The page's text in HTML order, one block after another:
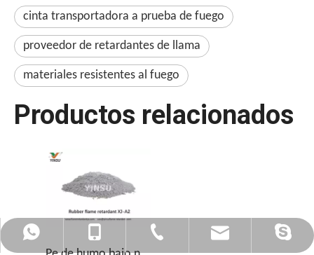
cinta transportadora a prueba de fuego
proveedor de retardantes de llama
materiales resistentes al fuego
Productos relacionados
+8617278575996
+86-17278575996
+86-20-32290502
admin@yinsuflame-retardant.com
Sandy Yin Su